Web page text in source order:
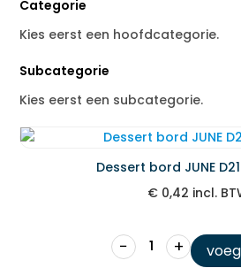
Categorie
Kies eerst een hoofdcategorie.
Subcategorie
Kies eerst een subcategorie.
Dessert bord JUNE
€0,42 incl.
− +